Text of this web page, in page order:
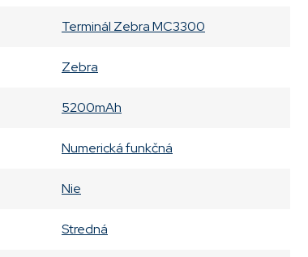
Terminál Zebra MC3300
Zebra
5200mAh
Numerická funkčná
Nie
Stredná